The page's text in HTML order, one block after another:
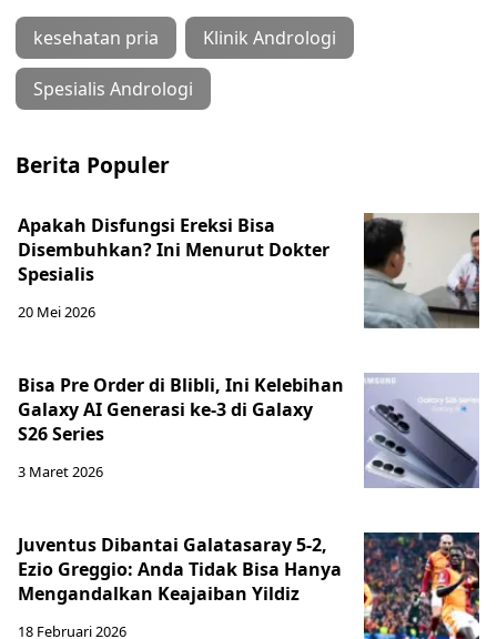
kesehatan pria Klinik Andrologi
Spesialis Andrologi
Berita Populer
Apakah Disfungsi Ereksi Bisa
Disembuhkan? Ini Menurut Dokter
Spesialis
20 Mei 2026
Bisa Pre Order di Blibli, Ini Kelebihan
Galaxy AI Generasi ke-3 di Galaxy
S26 Series
3 Maret 2026
Juventus Dibantai Galatasaray 5-2,
Ezio Greggio: Anda Tidak Bisa Hanya
Mengandalkan Keajaiban Yildiz
18 Februari 2026